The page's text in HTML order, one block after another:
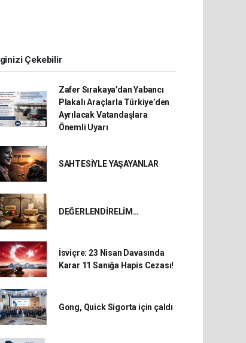
Çekebilir
Zafer Sırakaya’dan Yabancı
Plakalı Araçlarla Türkiye’den
Ayrılacak Vatandaşlara
Önemli Uyarı
SAHTESİYLE YAŞAYANLAR
DEĞERLENDİRELİM…
İsviçre: 23 Nisan Davasında
Karar 11 Sanığa Hapis Cezası!
Gong, Quick Sigorta için çaldı